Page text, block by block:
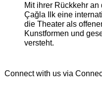
Mit ihrer Rückkehr
Çağla Ilk eine
die Theater als
Kunstformen und
versteht.
Connect with us via